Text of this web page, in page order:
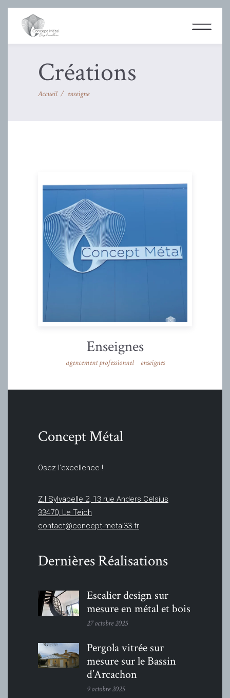
Créations
Accueil / enseigne
Enseignes
agencement professionnel enseignes
Concept Métal
Osez l’excellence !
Z.I Sylvabelle 2, 13 rue Anders Celsius
33470, Le Teich
contact@concept-metal33.fr
Dernières Réalisations
Escalier design sur
mesure en métal et bois
27 octobre 2025
Pergola vitrée sur
mesure sur le Bassin
d’Arcachon
9 octobre 2025